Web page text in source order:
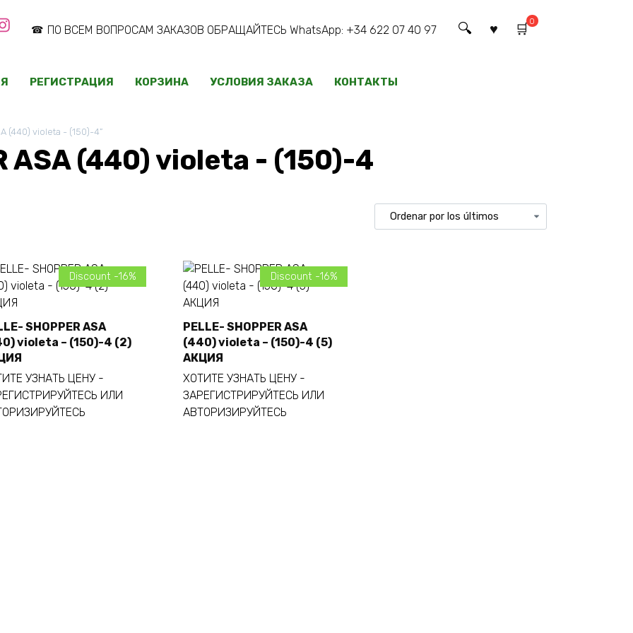
ПО ВСЕМ ВОПРОСАМ ЗАКАЗОВ ОБРАЩАЙТЕСЬ WhatsApp: +34 622 07 40 97
0
РЕГИСТРАЦИЯ КОРЗИНА УСЛОВИЯ ЗАКАЗА КОНТАКТЫ
(440) violeta - (150)-4”
ASA (440) violeta - (150)-4
Discount -16%
SHOPPER ASA
violeta – (150)-4 (2)
УЗНАТЬ ЦЕНУ -
ИЛИ
Discount -16%
PELLE- SHOPPER ASA
(440) violeta – (150)-4 (5)
АКЦИЯ
ХОТИТЕ УЗНАТЬ ЦЕНУ -
ЗАРЕГИСТРИРУЙТЕСЬ ИЛИ
АВТОРИЗИРУЙТЕСЬ